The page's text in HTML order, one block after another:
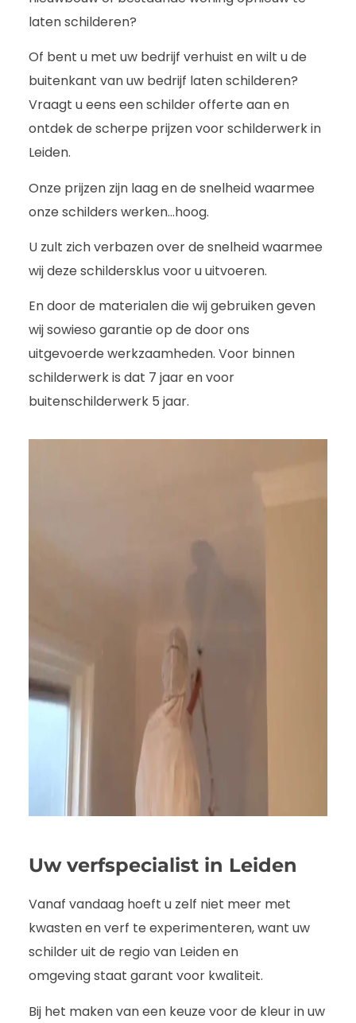
laten schilderen?
Of bent u met uw bedrijf verhuist en wilt u de
buitenkant van uw bedrijf laten schilderen?
Vraagt u eens een schilder offerte aan en
ontdek de scherpe prijzen voor schilderwerk in
Leiden.
Onze prijzen zijn laag en de snelheid waarmee
onze schilders werken…hoog.
U zult zich verbazen over de snelheid waarmee
wij deze schildersklus voor u uitvoeren.
En door de materialen die wij gebruiken geven
wij sowieso garantie op de door ons
uitgevoerde werkzaamheden. Voor binnen
schilderwerk is dat 7 jaar en voor
buitenschilderwerk 5 jaar.
Uw verfspecialist in Leiden
Vanaf vandaag hoeft u zelf niet meer met
kwasten en verf te experimenteren, want uw
schilder uit de regio van Leiden en
omgeving staat garant voor kwaliteit.
Bij het maken van een keuze voor de kleur in uw